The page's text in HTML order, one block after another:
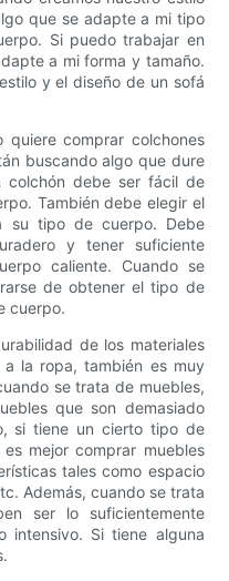
que se adapte a mi tipo
Si puedo trabajar en
a mi forma y tamaño.
y el diseño de un sofá
comprar colchones
buscando algo que dure
colchón debe ser fácil de
También debe elegir el
su tipo de cuerpo. Debe
y tener suficiente
caliente. Cuando se
de obtener el tipo de
cuerpo.
de los materiales
la ropa, también es muy
se trata de muebles,
que son demasiado
si tiene un cierto tipo de
mejor comprar muebles
tales como espacio
Además, cuando se trata
ser lo suficientemente
intensivo. Si tiene alguna